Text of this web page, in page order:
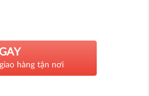
hàng tận nơi